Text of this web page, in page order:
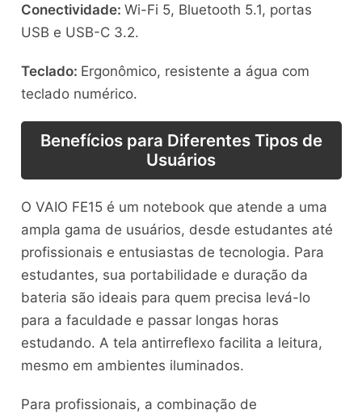
Conectividade: Wi-Fi 5, Bluetooth 5.1, portas
USB e USB-C 3.2.
Teclado: Ergonômico, resistente a água com
teclado numérico.
Benefícios para Diferentes Tipos de
Usuários
O VAIO FE15 é um notebook que atende a uma
ampla gama de usuários, desde estudantes até
profissionais e entusiastas de tecnologia. Para
estudantes, sua portabilidade e duração da
bateria são ideais para quem precisa levá-lo
para a faculdade e passar longas horas
estudando. A tela antirreflexo facilita a leitura,
mesmo em ambientes iluminados.
Para profissionais, a combinação de